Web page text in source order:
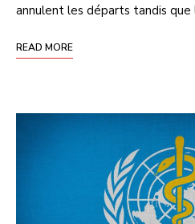
annulent les départs tandis
READ MORE